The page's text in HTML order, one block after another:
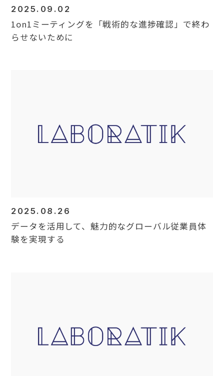
2025.09.02
1on1ミーティングを「戦術的な進捗確認」で終わ
らせないために
2025.08.26
データを活用して、魅力的なグローバル従業員体
験を実現する